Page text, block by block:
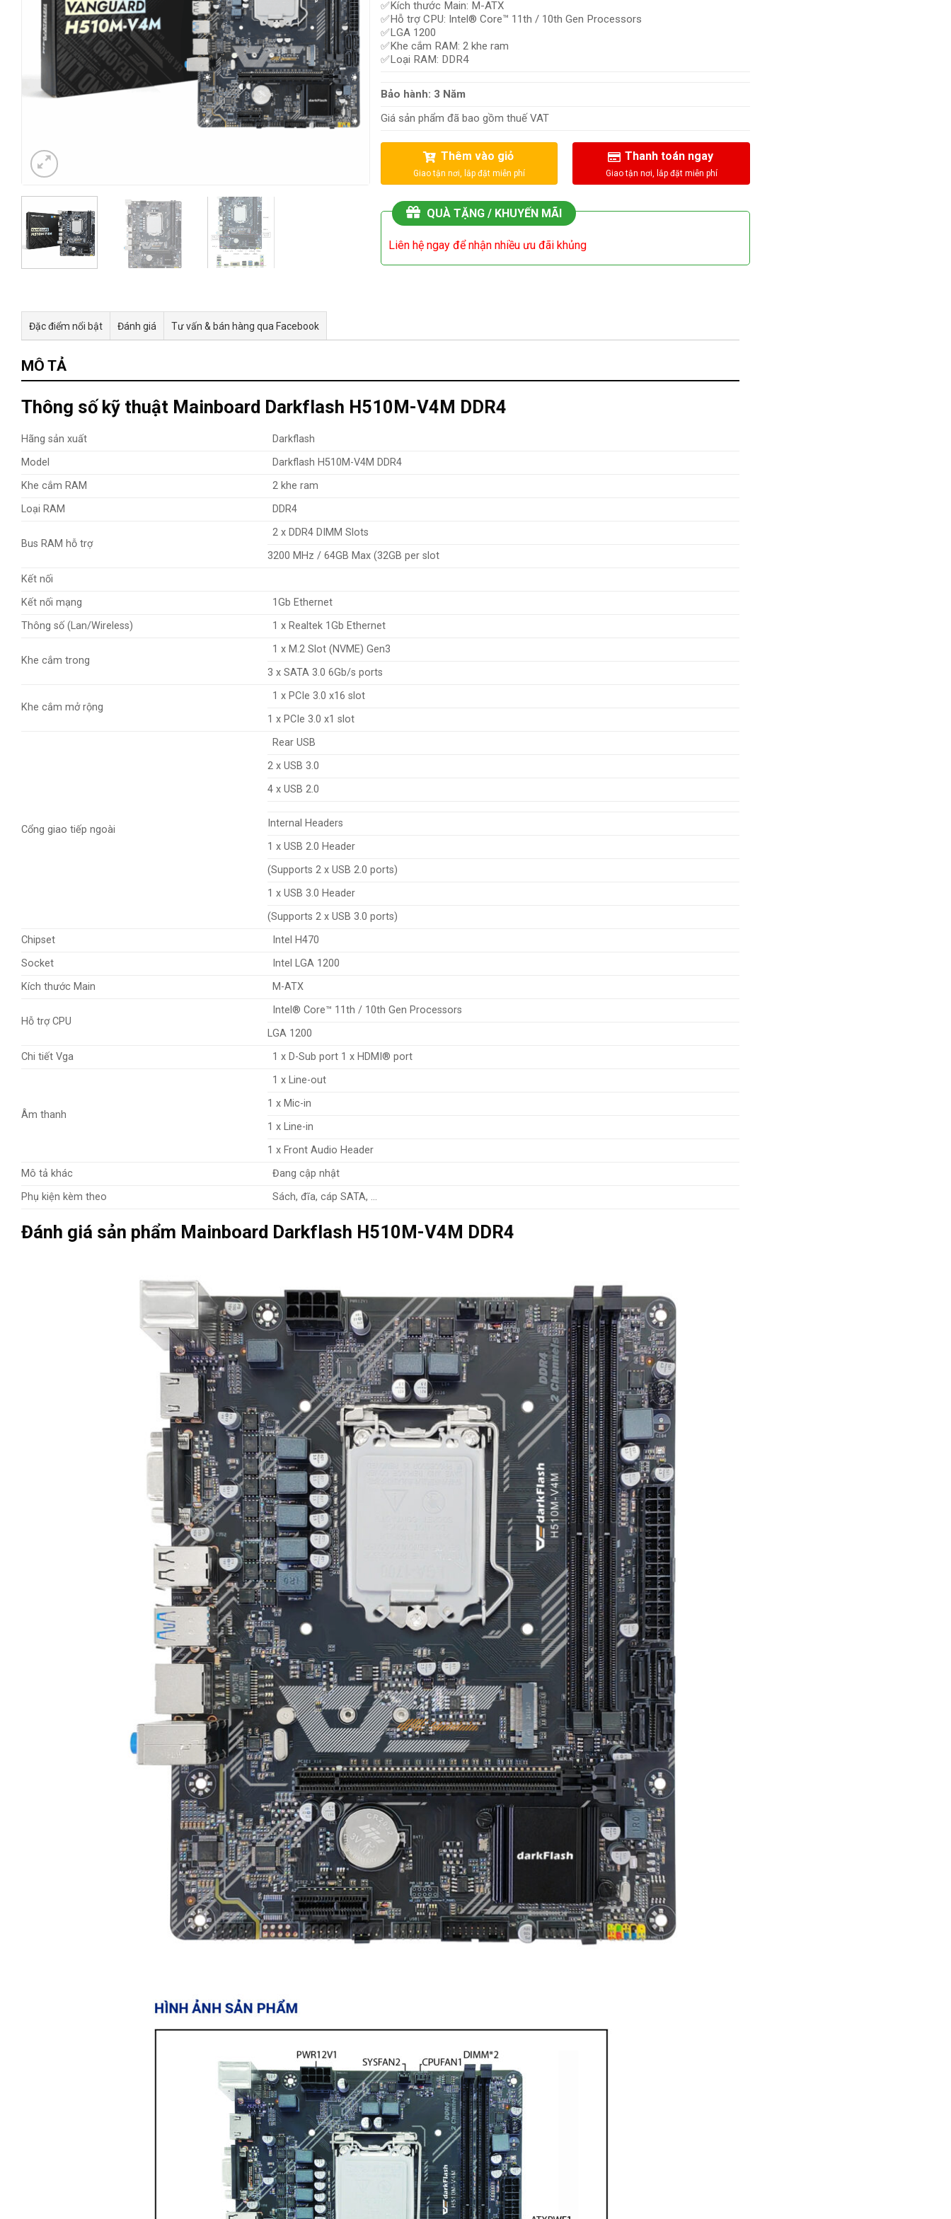
✅Kích thước Main: M-ATX
✅Hỗ trợ CPU: Intel® Core™ 11th / 10th Gen Processors
✅LGA 1200
✅Khe cắm RAM: 2 khe ram
✅Loại RAM: DDR4
Bảo hành: 3 Năm
Giá sản phẩm đã bao gồm thuế VAT
Thêm vào giỏ Thanh toán ngay
QUÀ TẶNG / KHUYẾN MÃI
Liên hệ ngay để nhận nhiều ưu đãi khủng
Đặc điểm nổi bật Đánh giá Tư vấn & bán hàng qua Facebook
MÔ TẢ
Thông số kỹ thuật Mainboard Darkflash H510M-V4M DDR4
Hãng sản xuất
Darkflash
Model
Darkflash H510M-V4M DDR4
Khe cắm RAM
2 khe ram
Loại RAM
DDR4
Bus RAM hỗ trợ
2 x DDR4 DIMM Slots
3200 MHz / 64GB Max (32GB per slot
Kết nối
Kết nối mạng
1Gb Ethernet
Thông số (Lan/Wireless)
1 x Realtek 1Gb Ethernet
Khe cắm trong
1 x M.2 Slot (NVME) Gen3
3 x SATA 3.0 6Gb/s ports
Khe cắm mở rộng
1 x PCIe 3.0 x16 slot
1 x PCIe 3.0 x1 slot
Cổng giao tiếp ngoài
Rear USB
2 x USB 3.0
4 x USB 2.0
Internal Headers
1 x USB 2.0 Header
(Supports 2 x USB 2.0 ports)
1 x USB 3.0 Header
(Supports 2 x USB 3.0 ports)
Chipset
Intel H470
Socket
Intel LGA 1200
Kích thước Main
M-ATX
Hỗ trợ CPU
Intel® Core™ 11th / 10th Gen Processors
LGA 1200
Chi tiết Vga
1 x D-Sub port 1 x HDMI® port
Âm thanh
1 x Line-out
1 x Mic-in
1 x Line-in
1 x Front Audio Header
Mô tả khác
Đang cập nhật
Phụ kiện kèm theo
Sách, đĩa, cáp SATA, …
Đánh giá sản phẩm Mainboard Darkflash H510M-V4M DDR4